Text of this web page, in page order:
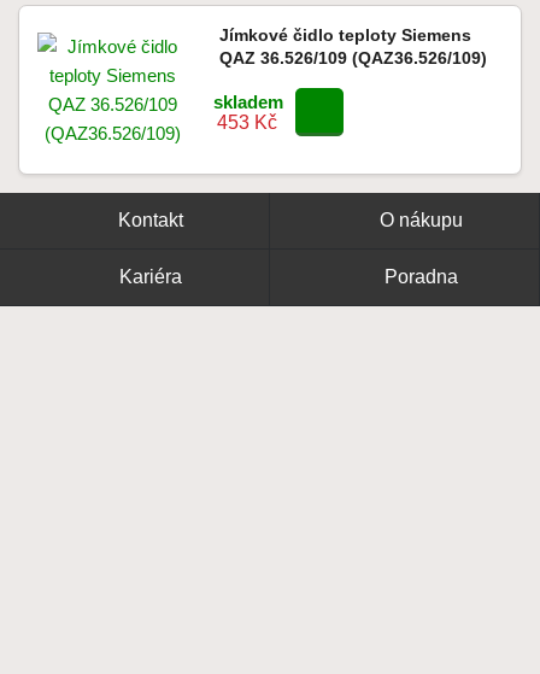
Jímkové čidlo teploty Siemens
QAZ 36.526/109 (QAZ36.526/109)
skladem
453 Kč
Kontakt O nákupu
Kariéra Poradna